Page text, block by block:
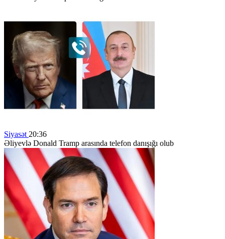
Siyasət 20:36
Əliyevlə Donald Tramp arasında telefon danışığı olub